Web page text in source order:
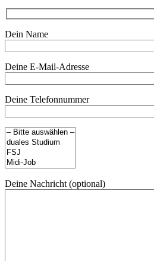
Dein Name
Deine E-Mail-Adresse
Deine Telefonnummer
Deine Nachricht (optional)